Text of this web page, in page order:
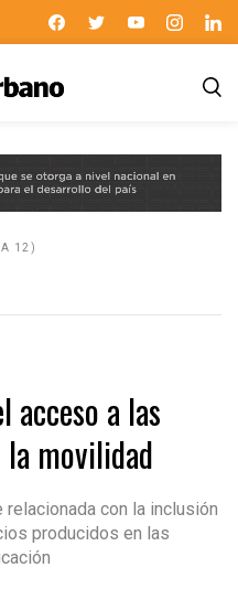
12)
acceso a las
la movilidad
con la inclusión
producidos en las